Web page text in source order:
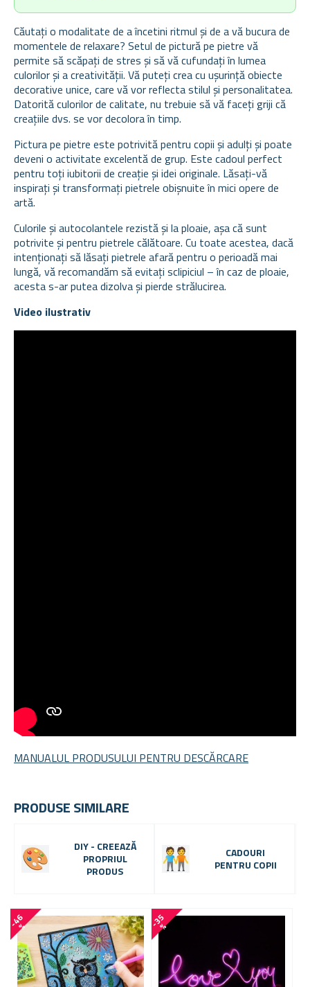
Căutați o modalitate de a încetini ritmul și de a vă bucura de
momentele de relaxare? Setul de pictură pe pietre vă
permite să scăpați de stres și să vă cufundați în lumea
culorilor și a creativității. Vă puteți crea cu ușurință obiecte
decorative unice, care vă vor reflecta stilul și personalitatea.
Datorită culorilor de calitate, nu trebuie să vă faceți griji că
creațiile dvs. se vor decolora în timp.
Pictura pe pietre este potrivită pentru copii și adulți și poate
deveni o activitate excelentă de grup. Este cadoul perfect
pentru toți iubitorii de creație și idei originale. Lăsați-vă
inspirați și transformați pietrele obișnuite în mici opere de
artă.
Culorile și autocolantele rezistă și la ploaie, așa că sunt
potrivite și pentru pietrele călătoare. Cu toate acestea, dacă
intenționați să lăsați pietrele afară pentru o perioadă mai
lungă, vă recomandăm să evitați sclipiciul – în caz de ploaie,
acesta s-ar putea dizolva și pierde strălucirea.
Video ilustrativ
MANUALUL PRODUSULUI PENTRU DESCĂRCARE
PRODUSE SIMILARE
DIY - CREEAZĂ
PROPRIUL
PRODUS
CADOURI
PENTRU COPII
-
4
6
% -
3
5
%